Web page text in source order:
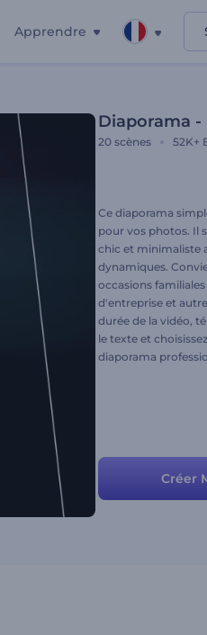
Apprendre
Diaporama -
20 scènes 52K+
Ce diaporama
pour vos photos. Il
chic et minimaliste
dynamiques.
occasions
d'entreprise et
durée de la vidéo,
le texte et
diaporama
Créer